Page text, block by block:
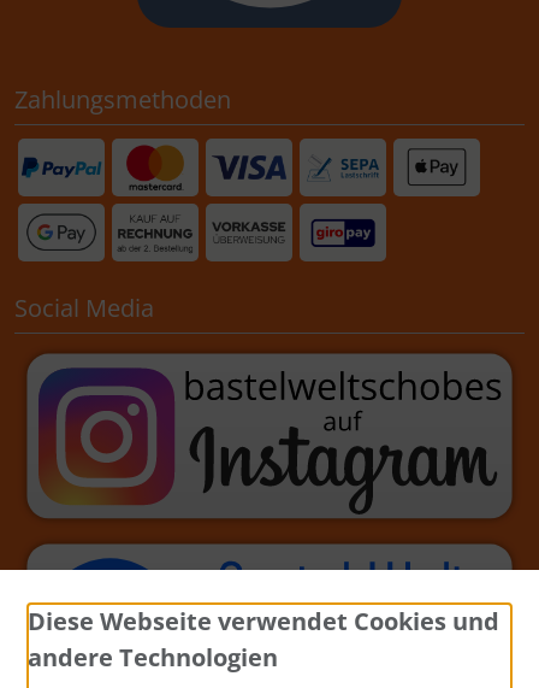
Zahlungsmethoden
Social Media
Diese Webseite verwendet Cookies und
andere Technologien